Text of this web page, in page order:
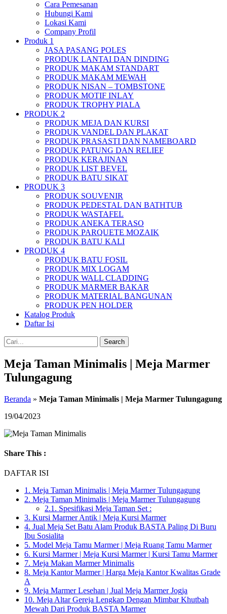
Cara Pemesanan
Hubungi Kami
Lokasi Kami
Company Profil
Produk 1
JASA PASANG POLES
PRODUK LANTAI DAN DINDING
PRODUK MAKAM STANDART
PRODUK MAKAM MEWAH
PRODUK NISAN – TOMBSTONE
PRODUK MOTIF INLAY
PRODUK TROPHY PIALA
PRODUK 2
PRODUK MEJA DAN KURSI
PRODUK VANDEL DAN PLAKAT
PRODUK PRASASTI DAN NAMEBOARD
PRODUK PATUNG DAN RELIEF
PRODUK KERAJINAN
PRODUK LIST BEVEL
PRODUK BATU SIKAT
PRODUK 3
PRODUK SOUVENIR
PRODUK PEDESTAL DAN BATHTUB
PRODUK WASTAFEL
PRODUK ANEKA TERASO
PRODUK PARQUETE MOZAIK
PRODUK BATU KALI
PRODUK 4
PRODUK BATU FOSIL
PRODUK MIX LOGAM
PRODUK WALL CLADDING
PRODUK MARMER BAKAR
PRODUK MATERIAL BANGUNAN
PRODUK PEN HOLDER
Katalog Produk
Daftar Isi
Search
Meja Taman Minimalis | Meja Marmer
Tulungagung
Beranda » Meja Taman Minimalis | Meja Marmer Tulungagung
19/04/2023
Share This :
DAFTAR ISI
1. Meja Taman Minimalis | Meja Marmer Tulungagung
2. Meja Taman Minimalis | Meja Marmer Tulungagung
2.1. Spesifikasi Meja Taman Set :
3. Kursi Marmer Antik | Meja Kursi Marmer
4. Jual Meja Set Batu Alam Produk BASTA Paling Di Buru
Ibu Sosialita
5. Model Meja Tamu Marmer | Meja Ruang Tamu Marmer
6. Kursi Marmer | Meja Kursi Marmer | Kursi Tamu Marmer
7. Meja Makan Marmer Minimalis
8. Meja Kantor Marmer | Harga Meja Kantor Kwalitas Grade
A
9. Meja Marmer Lesehan | Jual Meja Marmer Jogja
10. Meja Altar Gereja Lengkap Dengan Mimbar Khutbah
Mewah Dari Produk BASTA Marmer